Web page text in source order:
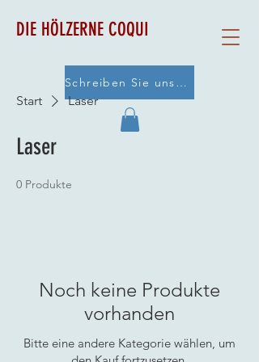
DIE HÖLZERNE COQUI
Schreiben Sie uns eine E-Mail
Start Laser
Laser
0 Produkte
Noch keine Produkte
vorhanden
Bitte eine andere Kategorie wählen, um